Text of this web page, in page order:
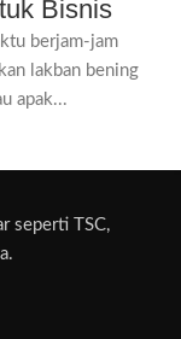
Bisnis
berjam-jam
lakban bening
apak...
seperti TSC,